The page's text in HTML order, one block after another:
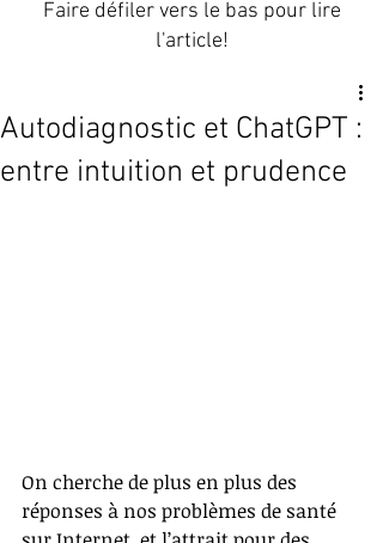
Faire défiler vers le bas pour lire
l'article!
Autodiagnostic et ChatGPT :
entre intuition et prudence
On cherche de plus en plus des
réponses à nos problèmes de santé